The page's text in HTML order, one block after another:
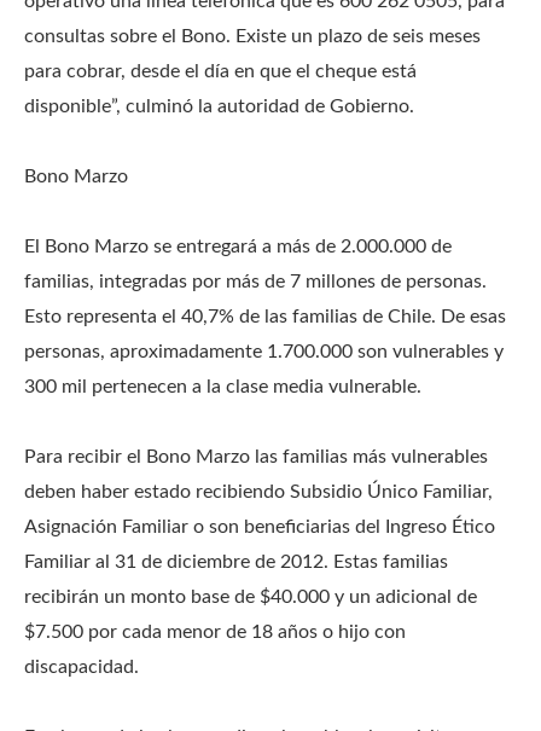
consultas sobre el Bono. Existe un plazo de seis meses
para cobrar, desde el día en que el cheque está
disponible”, culminó la autoridad de Gobierno.
Bono Marzo
El Bono Marzo se entregará a más de 2.000.000 de
familias, integradas por más de 7 millones de personas.
Esto representa el 40,7% de las familias de Chile. De esas
personas, aproximadamente 1.700.000 son vulnerables y
300 mil pertenecen a la clase media vulnerable.
Para recibir el Bono Marzo las familias más vulnerables
deben haber estado recibiendo Subsidio Único Familiar,
Asignación Familiar o son beneficiarias del Ingreso Ético
Familiar al 31 de diciembre de 2012. Estas familias
recibirán un monto base de $40.000 y un adicional de
$7.500 por cada menor de 18 años o hijo con
discapacidad.